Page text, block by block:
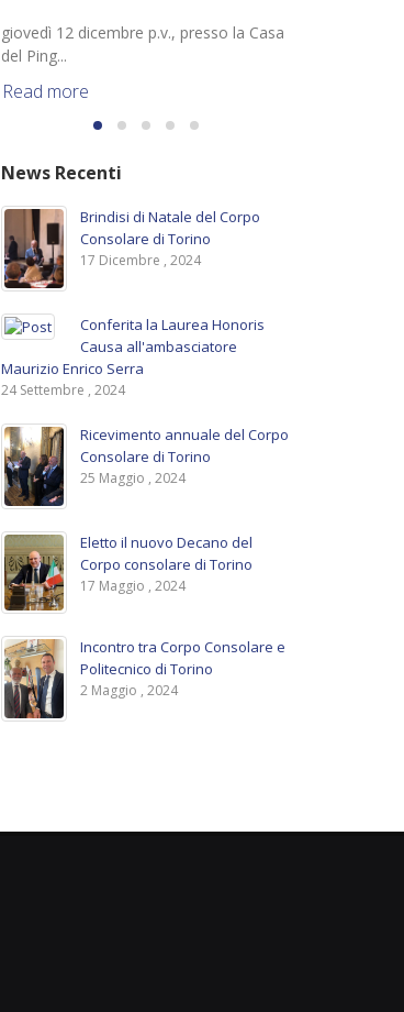
giovedì 12 dicembre p.v., presso la Casa
del Ping...
Read more
News Recenti
Brindisi di Natale del Corpo
Consolare di Torino
17 Dicembre , 2024
Conferita la Laurea Honoris
Causa all'ambasciatore
Maurizio Enrico Serra
24 Settembre , 2024
Ricevimento annuale del Corpo
Consolare di Torino
25 Maggio , 2024
Eletto il nuovo Decano del
Corpo consolare di Torino
17 Maggio , 2024
Incontro tra Corpo Consolare e
Politecnico di Torino
2 Maggio , 2024